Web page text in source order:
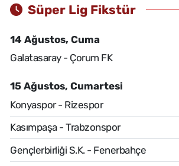
Süper Lig Fikstür
14 Ağustos, Cuma
Galatasaray - Çorum FK
15 Ağustos, Cumartesi
Konyaspor - Rizespor
Kasımpaşa - Trabzonspor
Gençlerbirliği S.K. - Fenerbahçe